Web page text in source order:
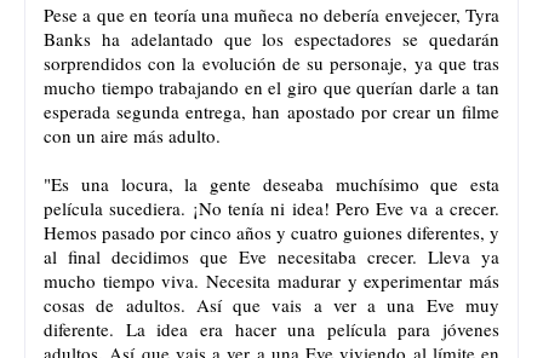
Pese a que en teoría una muñeca no debería envejecer, Tyra
Banks ha adelantado que los espectadores se quedarán
sorprendidos con la evolución de su personaje, ya que tras
mucho tiempo trabajando en el giro que querían darle a tan
esperada segunda entrega, han apostado por crear un filme
con un aire más adulto.
"Es una locura, la gente deseaba muchísimo que esta
película sucediera. ¡No tenía ni idea! Pero Eve va a crecer.
Hemos pasado por cinco años y cuatro guiones diferentes, y
al final decidimos que Eve necesitaba crecer. Lleva ya
mucho tiempo viva. Necesita madurar y experimentar más
cosas de adultos. Así que vais a ver a una Eve muy
diferente. La idea era hacer una película para jóvenes
adultos. Así que vais a ver a una Eve viviendo al límite en